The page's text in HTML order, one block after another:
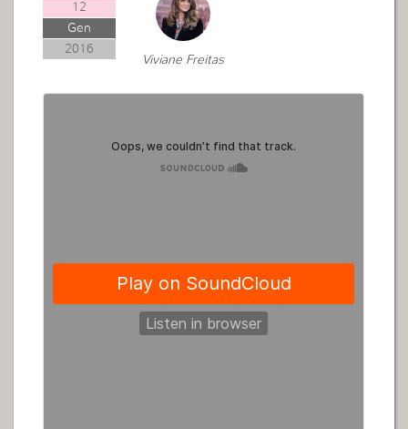
12
Gen
2016
Viviane Freitas